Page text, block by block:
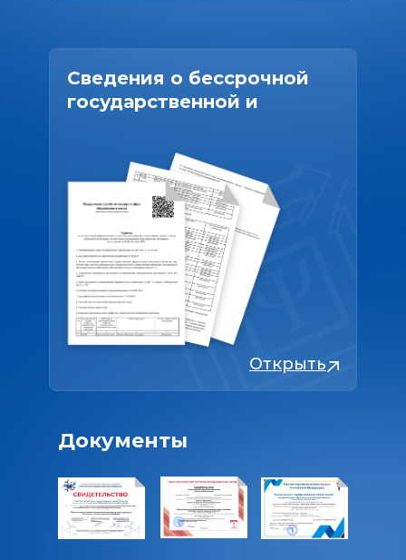
Сведения о бессрочной
государственной и
Открыть
Документы